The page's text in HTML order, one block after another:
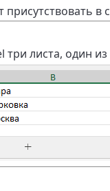
в
листа, один из